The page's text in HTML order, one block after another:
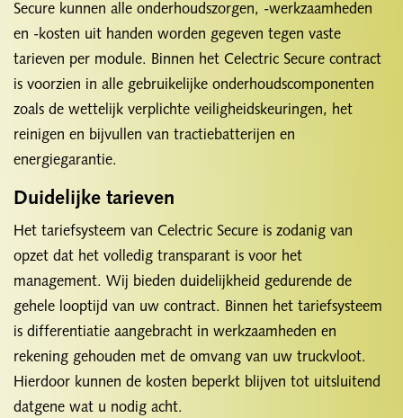
Secure kunnen alle onderhoudszorgen, -werkzaamheden
en -kosten uit handen worden gegeven tegen vaste
tarieven per module. Binnen het Celectric Secure contract
is voorzien in alle gebruikelijke onderhoudscomponenten
zoals de wettelijk verplichte veiligheidskeuringen, het
reinigen en bijvullen van tractiebatterijen en
energiegarantie.
Duidelijke tarieven
Het tariefsysteem van Celectric Secure is zodanig van
opzet dat het volledig transparant is voor het
management. Wij bieden duidelijkheid gedurende de
gehele looptijd van uw contract. Binnen het tariefsysteem
is differentiatie aangebracht in werkzaamheden en
rekening gehouden met de omvang van uw truckvloot.
Hierdoor kunnen de kosten beperkt blijven tot uitsluitend
datgene wat u nodig acht.